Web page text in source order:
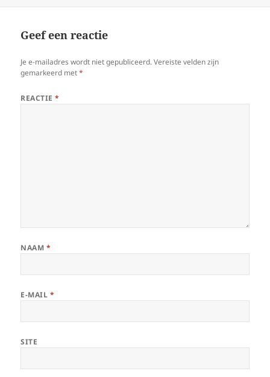
Geef een reactie
Je e-mailadres wordt niet gepubliceerd. Vereiste velden zijn
gemarkeerd met*
REACTIE*
NAAM *
E-MAIL *
SITE